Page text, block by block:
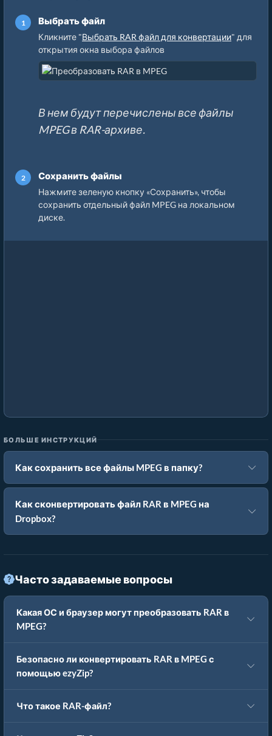
Выбрать файл
Кликните "Выбрать RAR файл для конвертации" для
открытия окна выбора файлов
В нем будут перечислены все файлы
MPEG в RAR-архиве.
Сохранить файлы
Нажмите зеленую кнопку «Сохранить», чтобы
сохранить отдельный файл MPEG на локальном
диске.
БОЛЬШЕ ИНСТРУКЦИЙ
Как сохранить все файлы MPEG в папку?
Как сконвертировать файл RAR в MPEG на
Dropbox?
Часто задаваемые вопросы
Какая ОС и браузер могут преобразовать RAR в
MPEG?
Безопасно ли конвертировать RAR в MPEG с
помощью ezyZip?
Что такое RAR-файл?